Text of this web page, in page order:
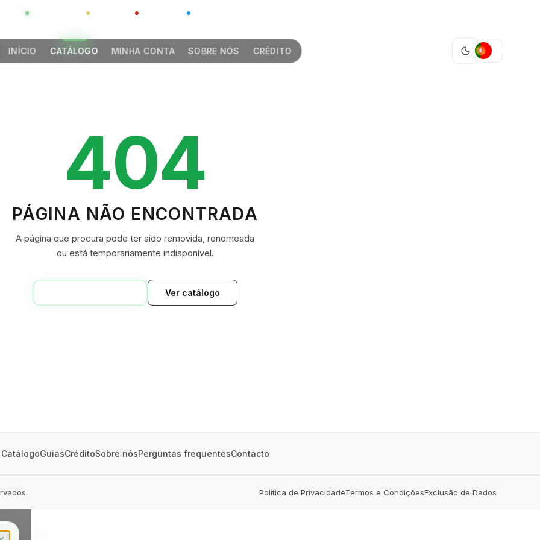
GLOBAL CHINA
INÍCIO CATÁLOGO MINHA CONTA SOBRE NÓS CRÉDITO
GREEN VILLAGE
404
PÁGINA NÃO ENCONTRADA
A página que procura pode ter sido removida, renomeada
ou está temporariamente indisponível.
Ver catálogo
CatálogoGuiasCréditoSobre nósPerguntas frequentesContacto
Política de PrivacidadeTermos e CondiçõesExclusão de Dados